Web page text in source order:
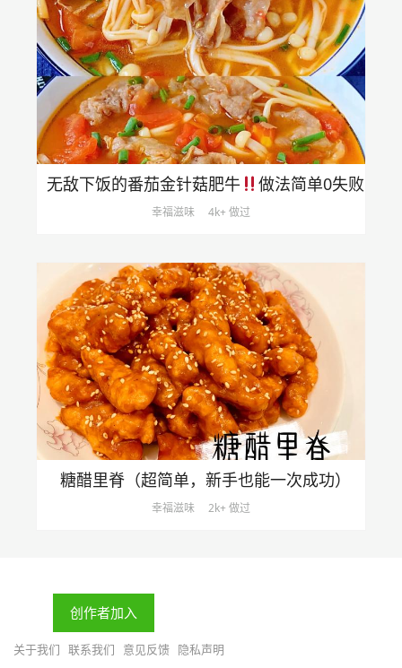
无敌下饭的番茄金针菇肥牛 做法简单0失败
幸福滋味 4k+ 做过
糖醋里脊（超简单，新手也能一次成功）
幸福滋味 2k+ 做过
创作者加入
关于我们 联系我们 意见反馈 隐私声明